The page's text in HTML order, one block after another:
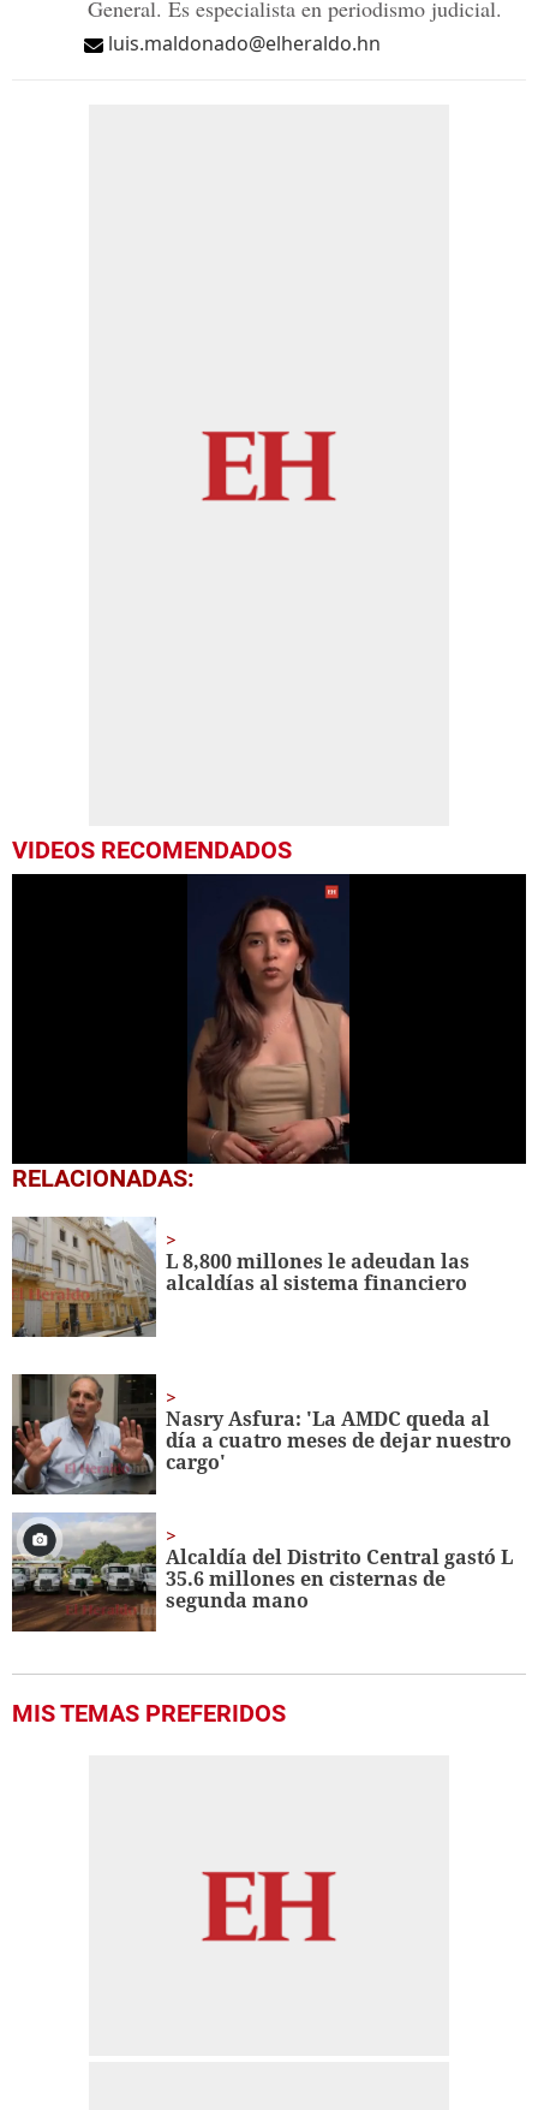
General. Es especialista en periodismo judicial.
luis.maldonado@elheraldo.hn
VIDEOS RECOMENDADOS
0
seconds
1
minute,
9
seconds
RELACIONADAS:
L 8,800 millones le adeudan las
alcaldías al sistema financiero
Nasry Asfura: 'La AMDC queda al
día a cuatro meses de dejar nuestro
cargo'
Alcaldía del Distrito Central gastó L
35.6 millones en cisternas de
segunda mano
MIS TEMAS PREFERIDOS